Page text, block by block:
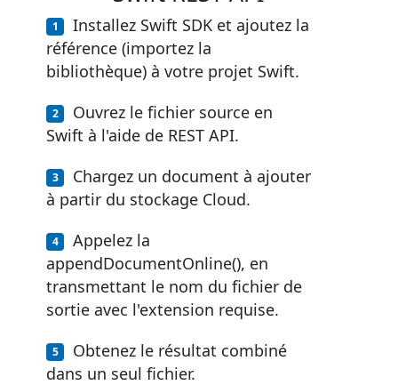
Installez Swift SDK et ajoutez la
référence (importez la
bibliothèque) à votre projet Swift.
Ouvrez le fichier source en
Swift à l'aide de REST API.
Chargez un document à ajouter
à partir du stockage Cloud.
Appelez la
appendDocumentOnline(), en
transmettant le nom du fichier de
sortie avec l'extension requise.
Obtenez le résultat combiné
dans un seul fichier.